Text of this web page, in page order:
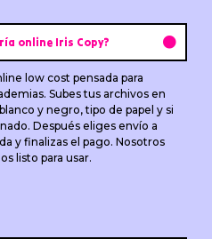
online Iris Copy?
low cost pensada para
Subes tus archivos en
y negro, tipo de papel y si
Después eliges envío a
y finalizas el pago. Nosotros
listo para usar.